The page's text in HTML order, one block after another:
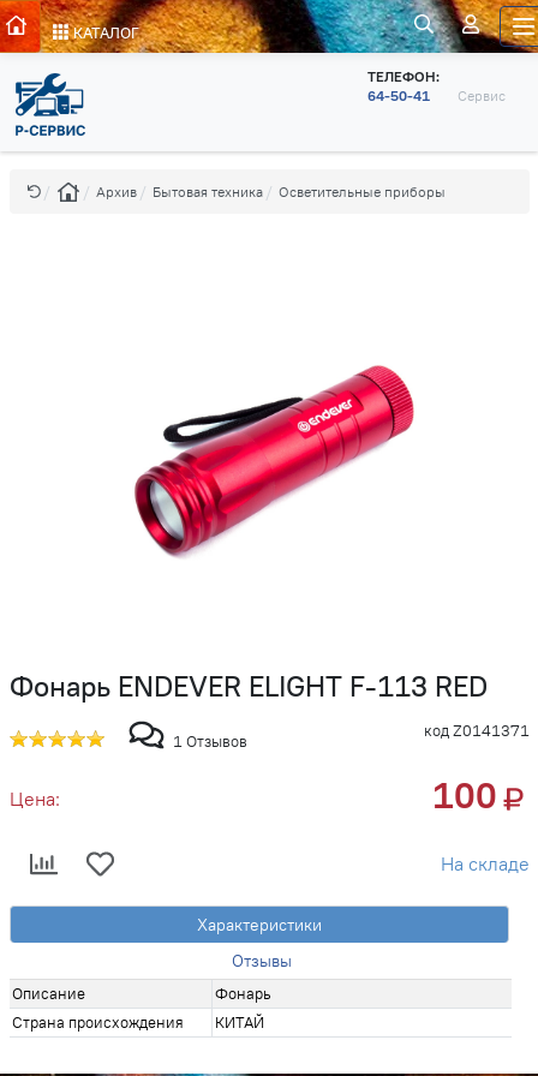
КАТАЛОГ
ТЕЛЕФОН:
64-50-41
Сервис
Архив Бытовая техника Осветительные приборы
Фонарь ENDEVER ELIGHT F-113 RED
код Z0141371
1 Отзывов
Цена: 100
На складе
Характеристики
Отзывы
Описание
Фонарь
Страна происхождения
КИТАЙ